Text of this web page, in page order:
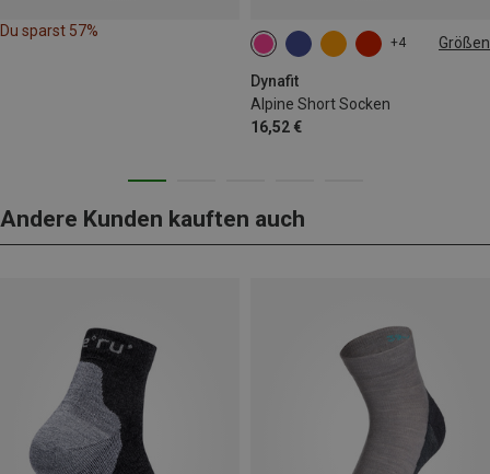
Du sparst 57%
+4 Größen
Dynafit
Alpine Short Socken
16,52 €
35|36|37|38
39|40|41|42
43|44|45|46
Andere Kunden kauften auch